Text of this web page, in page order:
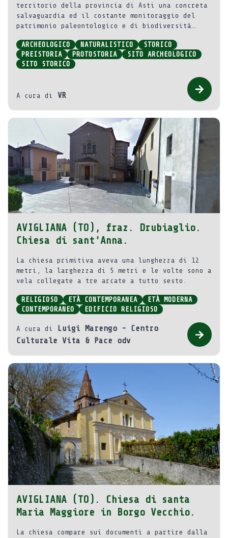
territorio della provincia di Asti una concreta
salvaguardia ed il costante monitoraggio del
patrimonio paleontologico e di biodiversità
ARCHEOLOGICO
NATURALISTICO
STORICO
PREISTORIA
PROTOSTORIA
SITO ARCHEOLOGICO
SITO STORICO
A cura di VR
AVIGLIANA (TO), fraz. Drubiaglio.
Chiesa di sant’Anna.
La chiesa primitiva aveva una lunghezza di 12
metri, la larghezza di 5 metri e le volte sono a
vela collegate a tre arcate a tutto sesto.
RELIGIOSO ETÀ CONTEMPORANEA
ETÀ MODERNA
CONTEMPORANEO
EDIFICIO RELIGIOSO
A cura di
Luigi Marengo - Centro
Culturale Vita & Pace odv
AVIGLIANA (TO). Chiesa di santa
Maria Maggiore in Borgo Vecchio.
La chiesa compare sui documenti a partire dalla